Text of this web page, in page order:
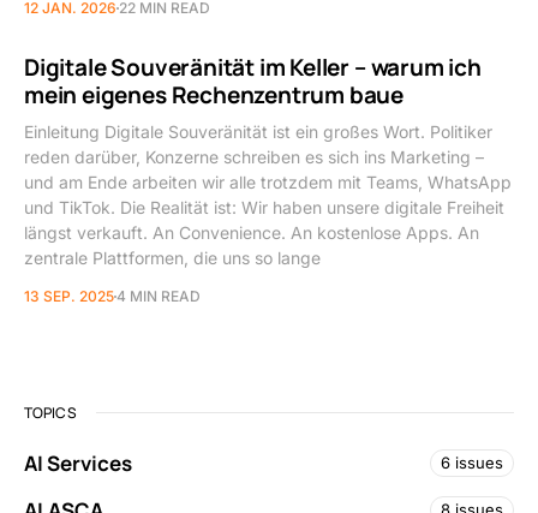
12 JAN. 2026 22 MIN READ
Digitale Souveränität im Keller – warum ich
mein eigenes Rechenzentrum baue
Einleitung Digitale Souveränität ist ein großes Wort. Politiker
reden darüber, Konzerne schreiben es sich ins Marketing –
und am Ende arbeiten wir alle trotzdem mit Teams, WhatsApp
und TikTok. Die Realität ist: Wir haben unsere digitale Freiheit
längst verkauft. An Convenience. An kostenlose Apps. An
zentrale Plattformen, die uns so lange
13 SEP. 20254 MIN READ
TOPICS
AI Services 6 issues